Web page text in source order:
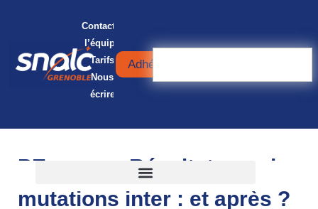
Contacter
l’équipe
Tarifs
Nous
écrire
Adhérer
PE : Résultats des
mutations inter : et après ?